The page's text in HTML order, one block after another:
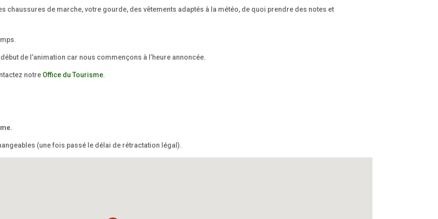
chaussures de marche, votre gourde, des vêtements adaptés à la météo, de quoi prendre des notes et
de l’animation car nous commençons à l’heure annoncée.
notre Office du Tourisme.
(une fois passé le délai de rétractation légal).